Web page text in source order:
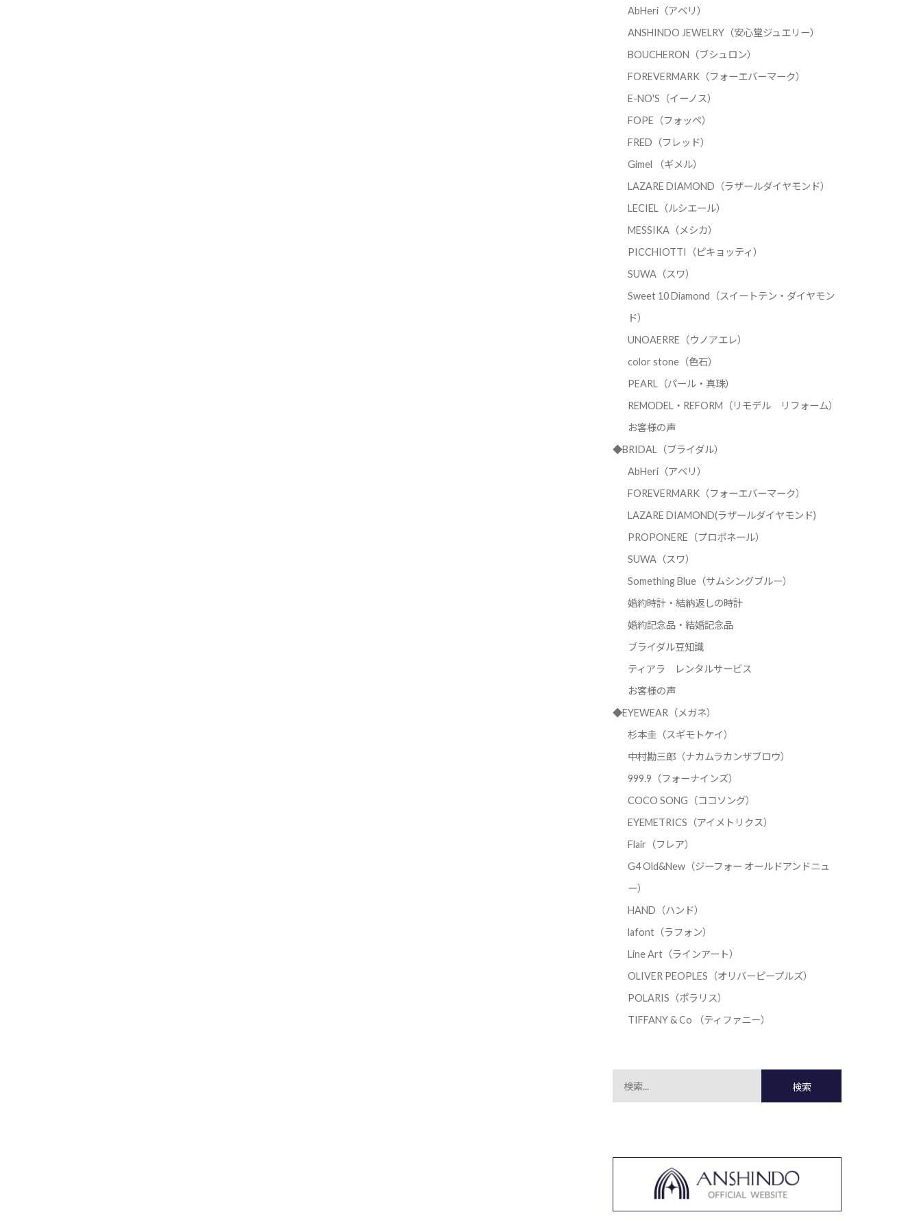
AbHeri（アベリ）
ANSHINDO JEWELRY（安心堂ジュエリー）
BOUCHERON（ブシュロン）
FOREVERMARK（フォーエバーマーク）
E-NO'S（イーノス）
FOPE（フォッペ）
FRED（フレッド）
Gimel （ギメル）
LAZARE DIAMOND（ラザールダイヤモンド）
LECIEL（ルシエール）
MESSIKA（メシカ）
PICCHIOTTI（ピキョッティ）
SUWA（スワ）
Sweet 10 Diamond（スイートテン・ダイヤモン
ド）
UNOAERRE（ウノアエレ）
color stone（色石）
PEARL（パール・真珠）
REMODEL・REFORM（リモデル リフォーム）
お客様の声
◆BRIDAL（ブライダル）
AbHeri（アベリ）
FOREVERMARK（フォーエバーマーク）
LAZARE DIAMOND(ラザールダイヤモンド)
PROPONERE（プロポネール）
SUWA（スワ）
Something Blue（サムシングブルー）
婚約時計・結納返しの時計
婚約記念品・結婚記念品
ブライダル豆知識
ティアラ レンタルサービス
お客様の声
◆EYEWEAR（メガネ）
杉本圭（スギモトケイ）
中村勘三郎（ナカムラカンザブロウ）
999.9（フォーナインズ）
COCO SONG（ココソング）
EYEMETRICS（アイメトリクス）
Flair（フレア）
G4 Old&New（ジーフォー オールドアンドニュ
ー）
HAND（ハンド）
lafont（ラフォン）
Line Art（ラインアート）
OLIVER PEOPLES（オリバーピープルズ）
POLARIS（ポラリス）
TIFFANY & Co （ティファニー）